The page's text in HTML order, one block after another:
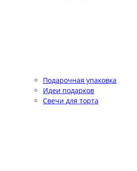
Подарочная упаковка
Идеи подарков
Свечи для торта